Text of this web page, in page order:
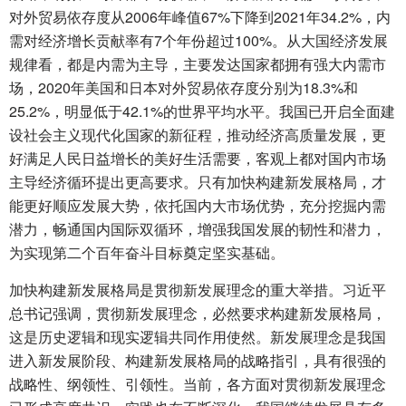
对外贸易依存度从2006年峰值67%下降到2021年34.2%，内
需对经济增长贡献率有7个年份超过100%。从大国经济发展
规律看，都是内需为主导，主要发达国家都拥有强大内需市
场，2020年美国和日本对外贸易依存度分别为18.3%和
25.2%，明显低于42.1%的世界平均水平。我国已开启全面建
设社会主义现代化国家的新征程，推动经济高质量发展，更
好满足人民日益增长的美好生活需要，客观上都对国内市场
主导经济循环提出更高要求。只有加快构建新发展格局，才
能更好顺应发展大势，依托国内大市场优势，充分挖掘内需
潜力，畅通国内国际双循环，增强我国发展的韧性和潜力，
为实现第二个百年奋斗目标奠定坚实基础。
加快构建新发展格局是贯彻新发展理念的重大举措。习近平
总书记强调，贯彻新发展理念，必然要求构建新发展格局，
这是历史逻辑和现实逻辑共同作用使然。新发展理念是我国
进入新发展阶段、构建新发展格局的战略指引，具有很强的
战略性、纲领性、引领性。当前，各方面对贯彻新发展理念